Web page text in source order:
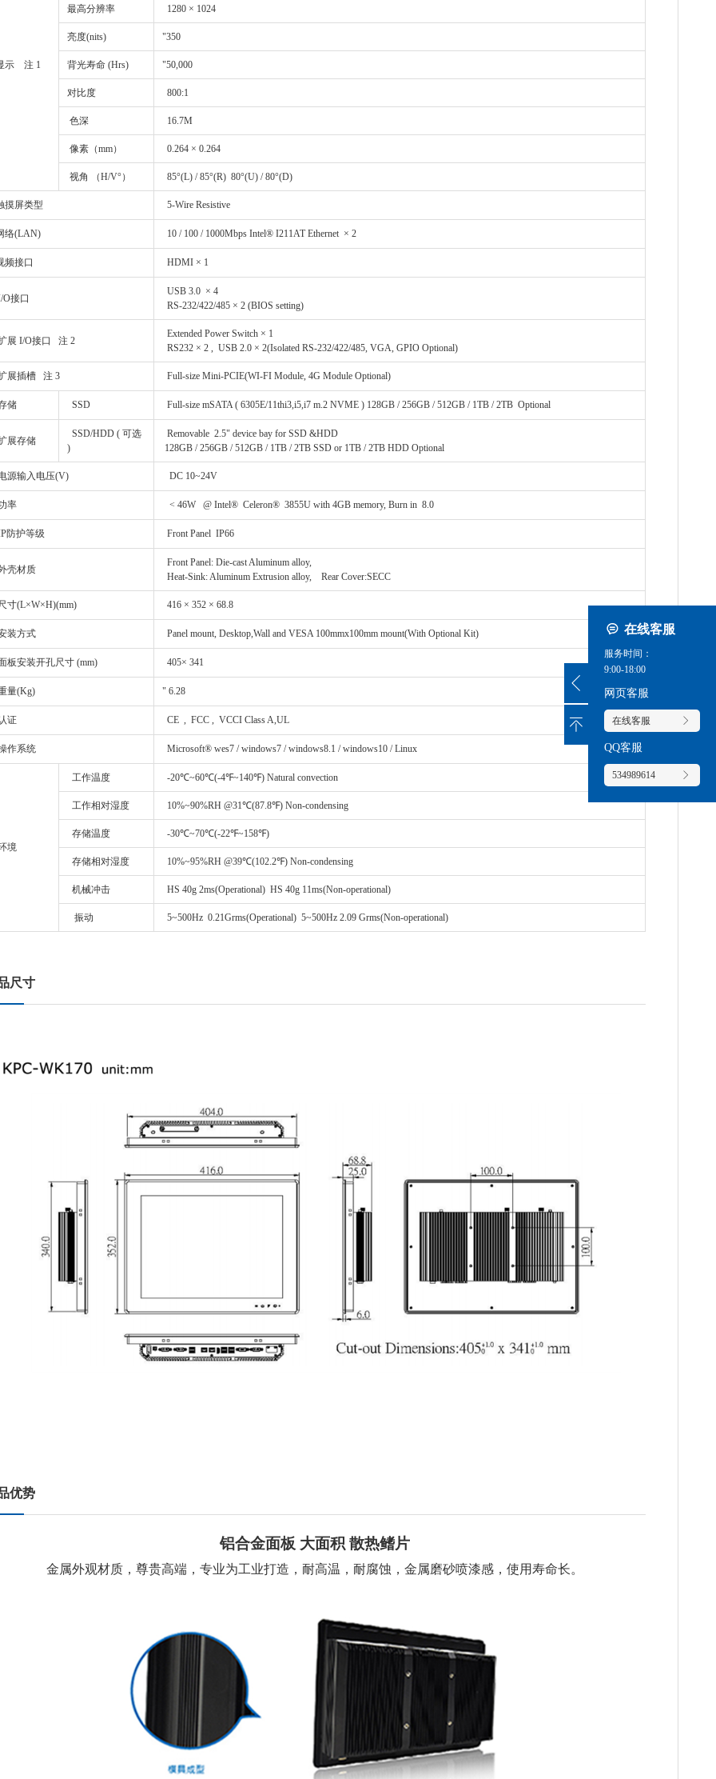
示 注 1
最高分辨率 1280 × 1024
亮度(nits) "350
背光寿命 (Hrs) "50,000
对比度 800:1
色深 16.7M
像素（mm） 0.264 × 0.264
视角 （H/V°） 85°(L) / 85°(R) 80°(U) / 80°(D)
摸屏类型 5-Wire Resistive
络(LAN) 10 / 100 / 1000Mbps Intel® I211AT Ethernet × 2
频接口 HDMI × 1
接口
USB 3.0 × 4
RS-232/422/485 × 2 (BIOS setting)
展 I/O接口 注 2
Extended Power Switch × 1
RS232 × 2 , USB 2.0 × 2(Isolated RS-232/422/485, VGA, GPIO Optional)
展插槽 注 3 Full-size Mini-PCIE(WI-FI Module, 4G Module Optional)
储 SSD Full-size mSATA ( 6305E/11thi3,i5,i7 m.2 NVME ) 128GB / 256GB / 512GB / 1TB / 2TB Optional
展存储
SSD/HDD ( 可选
)
Removable 2.5" device bay for SSD &HDD
128GB / 256GB / 512GB / 1TB / 2TB SSD or 1TB / 2TB HDD Optional
源输入电压(V) DC 10~24V
率 < 46W @ Intel® Celeron® 3855U with 4GB memory, Burn in 8.0
防护等级 Front Panel IP66
壳材质
Front Panel: Die-cast Aluminum alloy,
Heat-Sink: Aluminum Extrusion alloy, Rear Cover:SECC
寸(L×W×H)(mm) 416 × 352 × 68.8
装方式 Panel mount, Desktop,Wall and VESA 100mmx100mm mount(With Optional Kit)
板安装开孔尺寸 (mm) 405× 341
量(Kg) " 6.28
证 CE , FCC , VCCI Class A,UL
作系统 Microsoft® wes7 / windows7 / windows8.1 / windows10 / Linux
境
工作温度 -20℃~60℃(-4℉~140℉) Natural convection
工作相对湿度 10%~90%RH @31℃(87.8℉) Non-condensing
存储温度 -30℃~70℃(-22℉~158℉)
存储相对湿度 10%~95%RH @39℃(102.2℉) Non-condensing
机械冲击 HS 40g 2ms(Operational) HS 40g 11ms(Non-operational)
振动 5~500Hz 0.21Grms(Operational) 5~500Hz 2.09 Grms(Non-operational)
尺寸
优势
铝合金面板 大面积 散热鳍片
金属外观材质，尊贵高端，专业为工业打造，耐高温，耐腐蚀，金属磨砂喷漆感，使用寿命长。
在线客服
服务时间：
9:00-18:00
网页客服
在线客服
QQ客服
534989614